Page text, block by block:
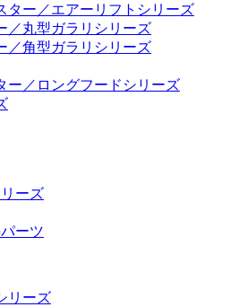
ター／エアーリフトシリーズ
／丸型ガラリシリーズ
／角型ガラリシリーズ
ー／ロングフードシリーズ
ーズ
パーツ
リーズ